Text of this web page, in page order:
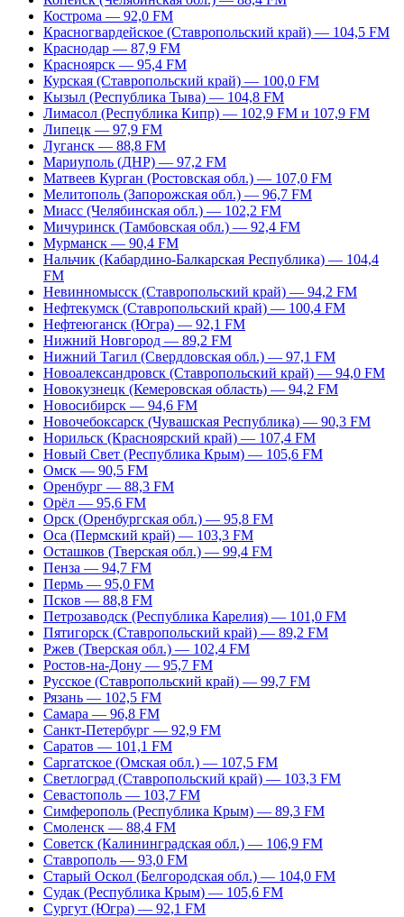
Кострома — 92,0 FM
Красногвардейское (Ставропольский край) — 104,5 FM
Краснодар — 87,9 FM
Красноярск — 95,4 FM
Курская (Ставропольский край) — 100,0 FM
Кызыл (Республика Тыва) — 104,8 FM
Лимасол (Республика Кипр) — 102,9 FM и 107,9 FM
Липецк — 97,9 FM
Луганск — 88,8 FM
Мариуполь (ДНР) — 97,2 FM
Матвеев Курган (Ростовская обл.) — 107,0 FM
Мелитополь (Запорожская обл.) — 96,7 FM
Миасс (Челябинская обл.) — 102,2 FM
Мичуринск (Тамбовская обл.) — 92,4 FM
Мурманск — 90,4 FM
Нальчик (Кабардино-Балкарская Республика) — 104,4
FM
Невинномысск (Ставропольский край) — 94,2 FM
Нефтекумск (Ставропольский край) — 100,4 FM
Нефтеюганск (Югра) — 92,1 FM
Нижний Новгород — 89,2 FM
Нижний Тагил (Свердловская обл.) — 97,1 FM
Новоалександровск (Ставропольский край) — 94,0 FM
Новокузнецк (Кемеровская область) — 94,2 FM
Новосибирск — 94,6 FM
Новочебоксарск (Чувашская Республика) — 90,3 FM
Норильск (Красноярский край) — 107,4 FM
Новый Свет (Республика Крым) — 105,6 FM
Омск — 90,5 FM
Оренбург — 88,3 FM
Орёл — 95,6 FM
Орск (Оренбургская обл.) — 95,8 FM
Оса (Пермский край) — 103,3 FM
Осташков (Тверская обл.) — 99,4 FM
Пенза — 94,7 FM
Пермь — 95,0 FM
Псков — 88,8 FM
Петрозаводск (Республика Карелия) — 101,0 FM
Пятигорск (Ставропольский край) — 89,2 FM
Ржев (Тверская обл.) — 102,4 FM
Ростов-на-Дону — 95,7 FM
Русское (Ставропольский край) — 99,7 FM
Рязань — 102,5 FM
Самара — 96,8 FM
Санкт-Петербург — 92,9 FM
Саратов — 101,1 FM
Саргатское (Омская обл.) — 107,5 FM
Светлоград (Ставропольский край) — 103,3 FM
Севастополь — 103,7 FM
Симферополь (Республика Крым) — 89,3 FM
Смоленск — 88,4 FM
Советск (Калининградская обл.) — 106,9 FM
Ставрополь — 93,0 FM
Старый Оскол (Белгородская обл.) — 104,0 FM
Судак (Республика Крым) — 105,6 FM
Сургут (Югра) — 92,1 FM